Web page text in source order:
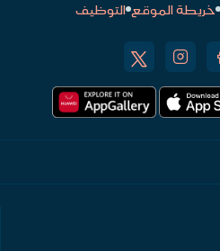
خريطة الموقع التوظيف